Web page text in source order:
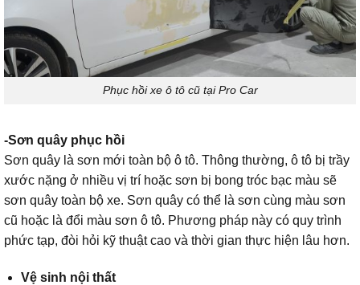
Phục hồi xe ô tô cũ tại Pro Car
-Sơn quây phục hồi
Sơn quây là sơn mới toàn bộ ô tô. Thông thường, ô tô bị trầy
xước nặng ở nhiều vị trí hoặc sơn bị bong tróc bạc màu sẽ
sơn quây toàn bộ xe. Sơn quây có thể là sơn cùng màu sơn
cũ hoặc là đổi màu sơn ô tô. Phương pháp này có quy trình
phức tạp, đòi hỏi kỹ thuật cao và thời gian thực hiện lâu hơn.
Vệ sinh nội thất